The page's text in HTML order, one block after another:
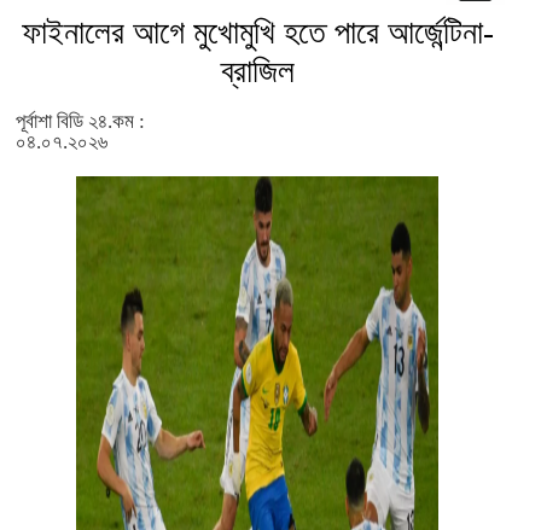
ফাইনালের আগে মুখোমুখি হতে পারে আর্জেন্টিনা-
ব্রাজিল
পূর্বাশা বিডি ২৪.কম :
০৪.০৭.২০২৬